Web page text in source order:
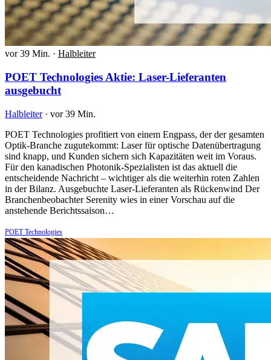
vor 39 Min. · Halbleiter
POET Technologies Aktie: Laser-Lieferanten
ausgebucht
Halbleiter · vor 39 Min.
POET Technologies profitiert von einem Engpass, der der gesamten
Optik-Branche zugutekommt: Laser für optische Datenübertragung
sind knapp, und Kunden sichern sich Kapazitäten weit im Voraus.
Für den kanadischen Photonik-Spezialisten ist das aktuell die
entscheidende Nachricht – wichtiger als die weiterhin roten Zahlen
in der Bilanz. Ausgebuchte Laser-Lieferanten als Rückenwind Der
Branchenbeobachter Serenity wies in einer Vorschau auf die
anstehende Berichtssaison…
POET Technologies